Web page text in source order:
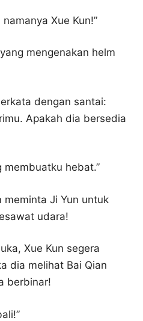
Xue Kun!”
mengenakan helm
dengan santai:
Apakah dia bersedia
membuatku hebat.”
meminta Ji Yun untuk
udara!
Xue Kun segera
dia melihat Bai Qian
berbinar!